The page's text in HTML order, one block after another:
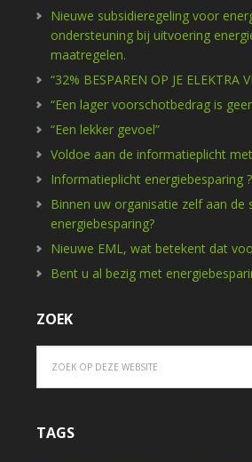
Nieuwe subsidieregeling voor
ondersteuning bij uitvoering
maatregelen.
“32% BESPAREN OP JE ELEKTRA
“Een lager voorschotbedrag is
“Een lekker gevoel”
Voldoe aan de informatieplicht
Informatieplicht energiebesparing ?
Binnen uw organisatie zelf aan de
energiebesparing?
Nieuwe EML, wat betekent dat
Bent u al bezig met
ZOEK
TAGS